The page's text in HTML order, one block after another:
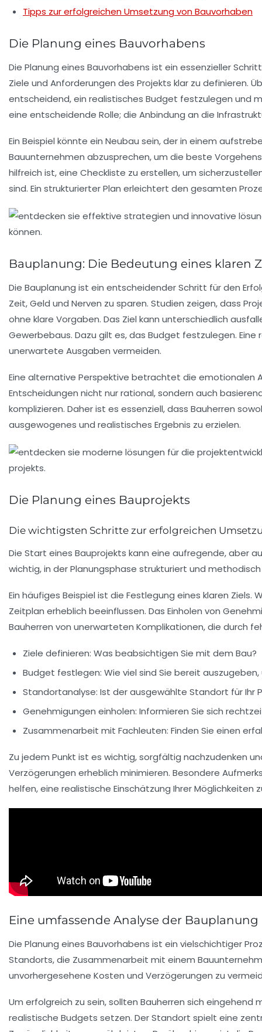
Tipps zur erfolgreichen Umsetzung von Bauvorhaben
Die Planung eines Bauvorhabens
Die Planung eines Bauvorhabens ist ein essenzieller
Ziele und Anforderungen des Projekts klar zu definieren.
entscheidend, ein realistisches Budget festzulegen und
eine entscheidende Rolle; die Anbindung an die
Ein Beispiel könnte ein Neubau sein, der in einem
Bauunternehmen abzusprechen, um die beste
hilfreich ist, eine Checkliste zu erstellen, um
sind. Ein strukturierter Plan erleichtert den gesamten
Bauplanung: Die Bedeutung eines klaren
Die Bauplanung ist ein entscheidender Schritt für den
Zeit, Geld und Nerven zu sparen. Studien zeigen, dass
ohne klare Vorgaben. Das Ziel kann unterschiedlich
Gewerbebaus. Dazu gilt es, das Budget festzulegen. Eine
unerwartete Ausgaben vermeiden.
Eine alternative Perspektive betrachtet die emotionalen
Entscheidungen nicht nur rational, sondern auch
komplizieren. Daher ist es essenziell, dass Bauherren
ausgewogenes und realistisches Ergebnis zu erzielen.
Die Planung eines Bauprojekts
Die wichtigsten Schritte zur erfolgreichen
Die Start eines Bauprojekts kann eine aufregende, aber
wichtig, in derPlanungsphase strukturiert und methodisch
Ein häufiges Beispiel ist die Festlegung eines klaren Ziels.
Zeitplan erheblich beeinflussen. Das Einholen von
Bauherren von unerwarteten Komplikationen, die durch
Ziele definieren: Was beabsichtigen Sie mit dem Bau?
Budget festlegen: Wie viel sind Sie bereit
Standortanalyse: Ist der ausgewählte Standort für Ihr
Genehmigungen einholen: Informieren Sie sich
Zusammenarbeit mit Fachleuten: Finden Sie einen
Zu jedem Punkt ist es wichtig, sorgfältig nachzudenken
Verzögerungen erheblich minimieren. Besondere
helfen, eine realistische Einschätzung Ihrer Möglichkeiten
Eine umfassende Analyse der Bauplanung
Die Planung eines Bauvorhabens ist ein vielschichtiger
Standorts, die Zusammenarbeit mit einem
unvorhergesehene Kosten und Verzögerungen zu
Um erfolgreich zu sein, sollten Bauherren sich eingehend
realistische Budgets setzen. Der Standort spielt eine